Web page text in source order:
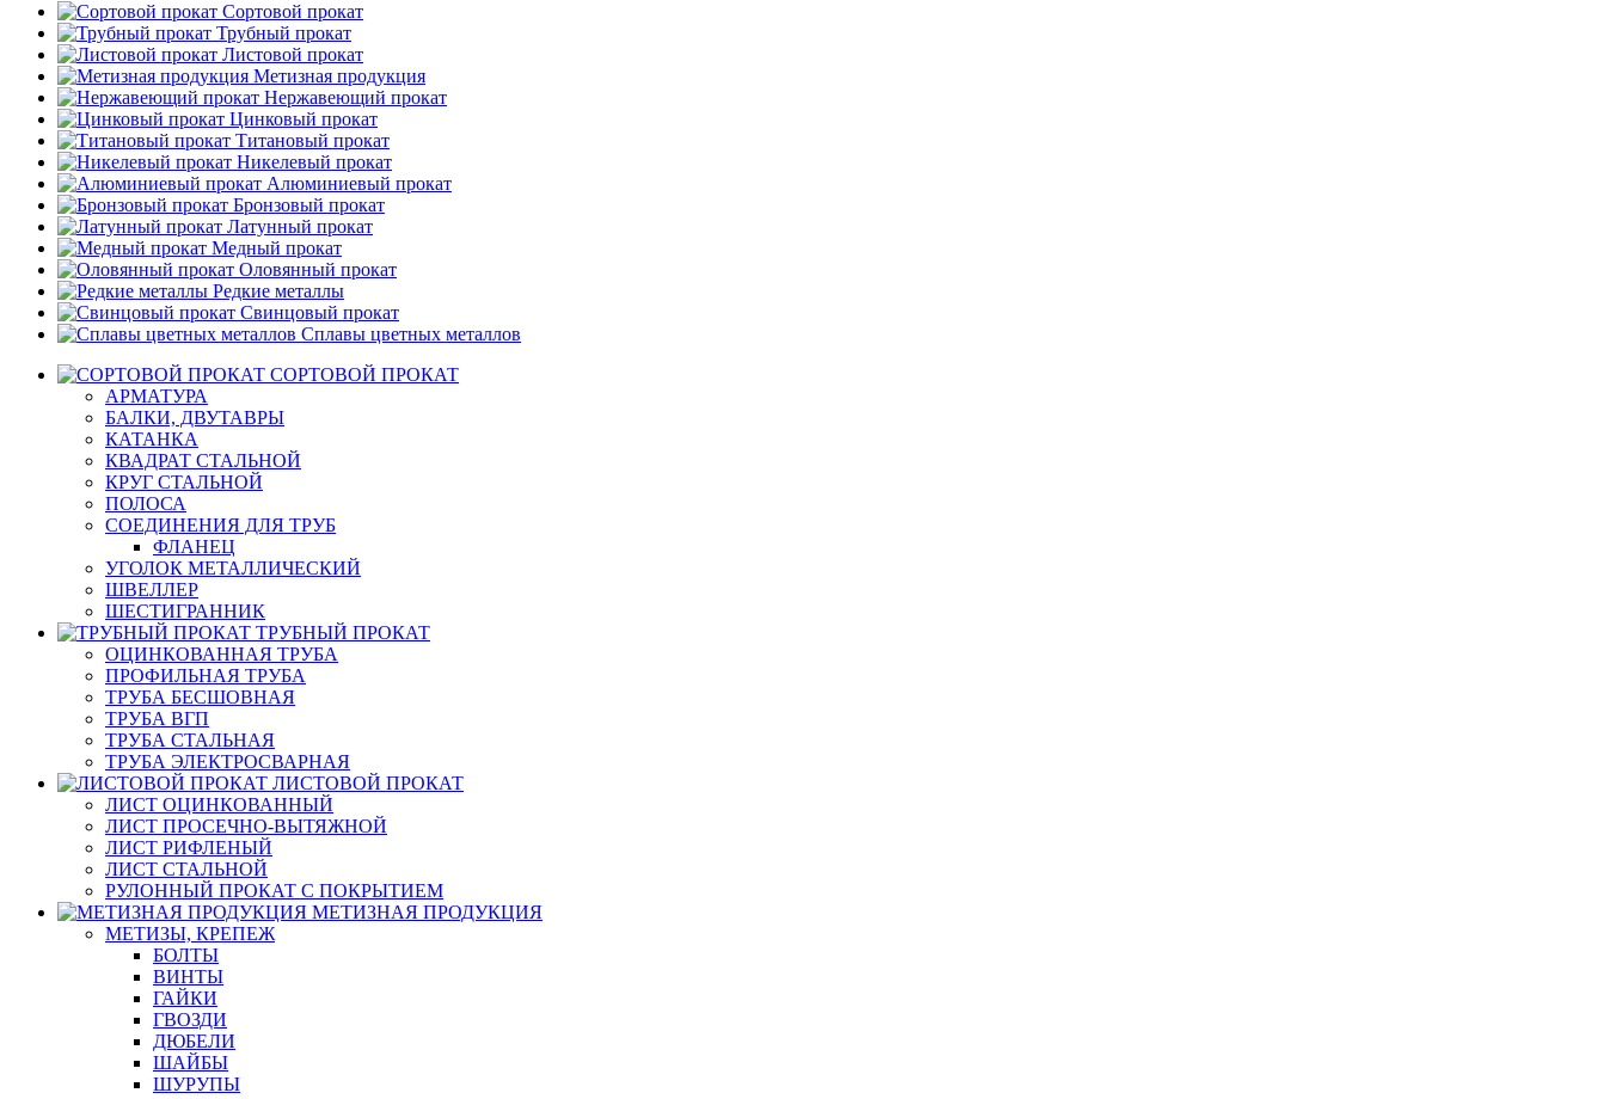
Сортовой прокат
Трубный прокат
Листовой прокат
Метизная продукция
Нержавеющий прокат
Цинковый прокат
Титановый прокат
Никелевый прокат
Алюминиевый прокат
Бронзовый прокат
Латунный прокат
Медный прокат
Оловянный прокат
Редкие металлы
Свинцовый прокат
Сплавы цветных металлов
СОРТОВОЙ ПРОКАТ
АРМАТУРА
БАЛКИ, ДВУТАВРЫ
КАТАНКА
КВАДРАТ СТАЛЬНОЙ
КРУГ СТАЛЬНОЙ
ПОЛОСА
СОЕДИНЕНИЯ ДЛЯ ТРУБ
ФЛАНЕЦ
УГОЛОК МЕТАЛЛИЧЕСКИЙ
ШВЕЛЛЕР
ШЕСТИГРАННИК
ТРУБНЫЙ ПРОКАТ
ОЦИНКОВАННАЯ ТРУБА
ПРОФИЛЬНАЯ ТРУБА
ТРУБА БЕСШОВНАЯ
ТРУБА ВГП
ТРУБА СТАЛЬНАЯ
ТРУБА ЭЛЕКТРОСВАРНАЯ
ЛИСТОВОЙ ПРОКАТ
ЛИСТ ОЦИНКОВАННЫЙ
ЛИСТ ПРОСЕЧНО-ВЫТЯЖНОЙ
ЛИСТ РИФЛЕНЫЙ
ЛИСТ СТАЛЬНОЙ
РУЛОННЫЙ ПРОКАТ С ПОКРЫТИЕМ
МЕТИЗНАЯ ПРОДУКЦИЯ
МЕТИЗЫ, КРЕПЕЖ
БОЛТЫ
ВИНТЫ
ГАЙКИ
ГВОЗДИ
ДЮБЕЛИ
ШАЙБЫ
ШУРУПЫ